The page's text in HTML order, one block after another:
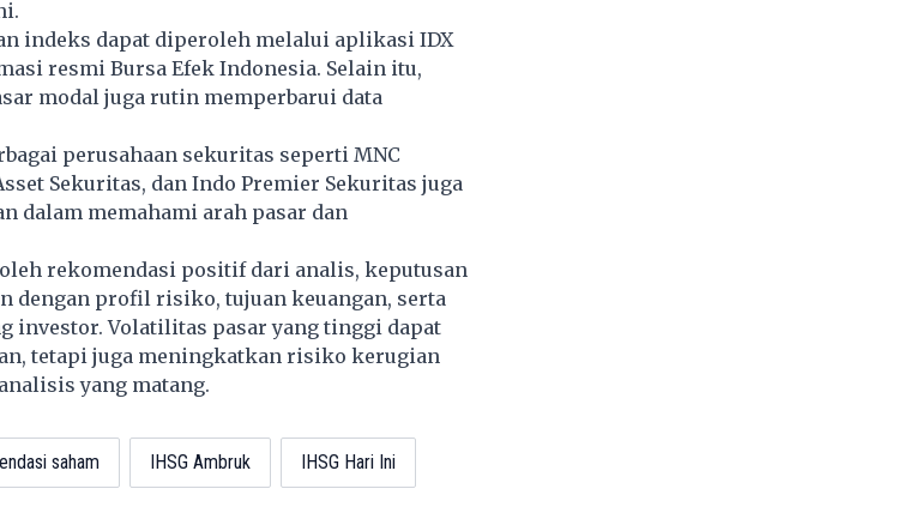
indeks dapat diperoleh melalui aplikasi IDX
resmi Bursa Efek Indonesia. Selain itu,
modal juga rutin memperbarui data
perusahaan sekuritas seperti MNC
Sekuritas, dan Indo Premier Sekuritas juga
dalam memahami arah pasar dan
rekomendasi positif dari analis, keputusan
dengan profil risiko, tujuan keuangan, serta
investor. Volatilitas pasar yang tinggi dapat
tetapi juga meningkatkan risiko kerugian
yang matang.
saham IHSG Ambruk IHSG Hari Ini